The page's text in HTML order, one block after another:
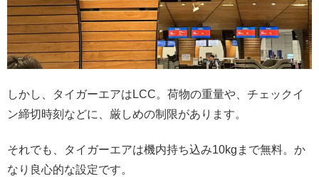
しかし、タイガーエアはLCC。荷物の重量や、チェックイ
ン締切時刻などに、厳しめの制限があります。
それでも、タイガーエアは機内持ち込み10kgまで無料。か
なり良心的な設定です。